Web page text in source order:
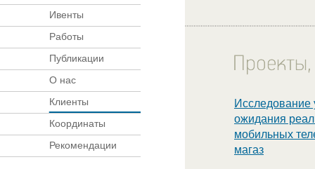
Ивенты
Работы
Публикации
О нас
Клиенты
Координаты
Рекомендации
Исследование
ожидания
мобильных
магаз